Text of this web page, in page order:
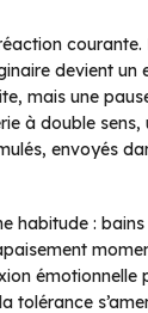
devient un
mais une
à double
envoyés
habitude :
émotionnelle
tolérance